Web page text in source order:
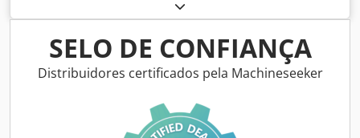
grupos: 95 - 3500 rpm Motor de acionamento, motor de
engrenagem: 380 V, aprox. 0,55 kW Cedpjzibviofx Aamjha
Altura de trabalho: 1000 mm Espaço necessário: 1150 x
800 x 1250 mm Peso aprox.: 260 kg
SELO DE CONFIANÇA
Distribuidores certificados pela Machineseeker